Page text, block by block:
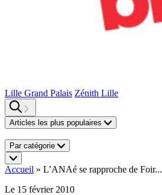
Lille Grand Palais Zénith Lille
Articles les plus populaires
Par catégorie
Accueil » L’ANAé se rapproche de Foir...
Le 15 février 2010